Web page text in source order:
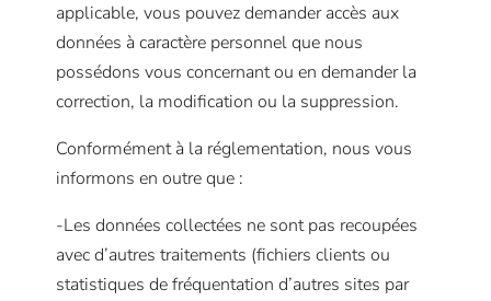
applicable, vous pouvez demander accès aux
données à caractère personnel que nous
possédons vous concernant ou en demander la
correction, la modification ou la suppression.
Conformément à la réglementation, nous vous
informons en outre que :
-Les données collectées ne sont pas recoupées
avec d’autres traitements (fichiers clients ou
statistiques de fréquentation d’autres sites par